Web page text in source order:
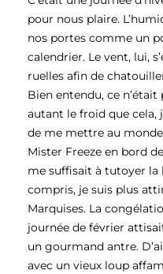
pour nous plaire.
nos portes comme un
calendrier. Le vent, lui,
ruelles afin de
Bien entendu, ce n’était
autant le froid que cela,
de me mettre au
Mister Freeze en bord
me suffisait à tutoyer la
compris, je suis plus
Marquises. La
journée de février
un gourmand antre.
avec un vieux loup